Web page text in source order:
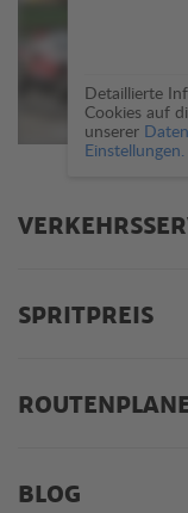
Detaillierte
Cookies auf
unserer
Einstellungen.
SPRITPREIS
BLOG